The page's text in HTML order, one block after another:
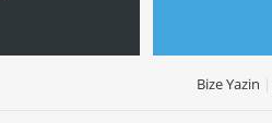
Bize Yazin |